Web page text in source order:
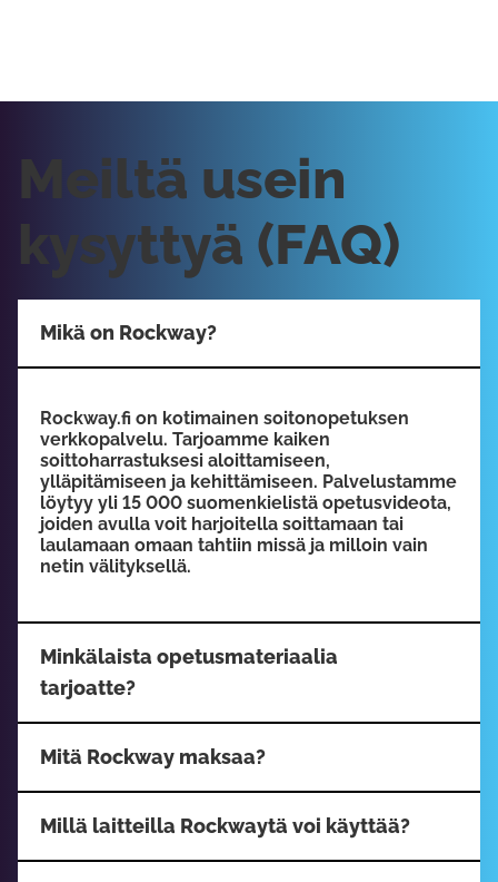
Meiltä usein
kysyttyä (FAQ)
Mikä on Rockway?
Rockway.fi on kotimainen soitonopetuksen
verkkopalvelu. Tarjoamme kaiken
soittoharrastuksesi aloittamiseen,
ylläpitämiseen ja kehittämiseen. Palvelustamme
löytyy yli 15 000 suomenkielistä opetusvideota,
joiden avulla voit harjoitella soittamaan tai
laulamaan omaan tahtiin missä ja milloin vain
netin välityksellä.
Minkälaista opetusmateriaalia
tarjoatte?
Mitä Rockway maksaa?
Millä laitteilla Rockwaytä voi käyttää?